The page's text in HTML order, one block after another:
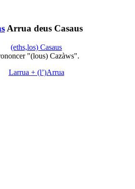
Arrua deus Casaus
(eths,los) Casaus
"(lous) Cazàws".
Larrua + (l’)Arrua